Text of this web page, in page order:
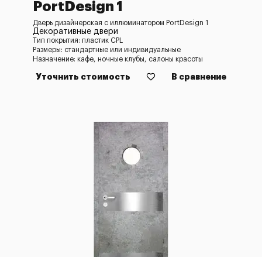
PortDesign 1
Дверь дизайнерская с иллюминатором PortDesign 1
Декоративные двери
Тип покрытия: пластик CPL
Размеры: стандартные или индивидуальные
Назначение: кафе, ночные клубы, салоны красоты
Уточнить стоимость В сравнение